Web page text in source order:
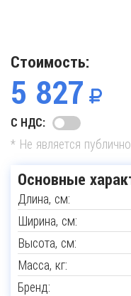
Стоимость:
5 827
С НДС:
* Не является
Основные
Длина, см:
Ширина, см:
Высота, см:
Масса, кг:
Бренд: